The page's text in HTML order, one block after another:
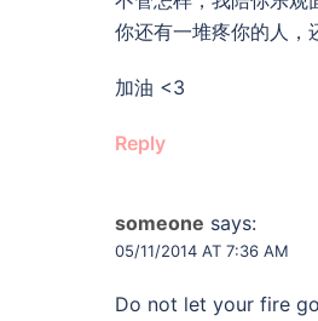
你还有一堆疼你的人，
加油 <3
Reply
someone says:
05/11/2014 AT 7:36 AM
Do not let your fire